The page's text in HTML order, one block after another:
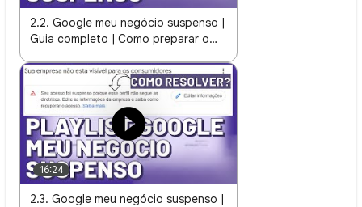
2.2. Google meu negócio suspenso |
Guia completo | Como preparar o
16:24
2.3. Google meu negócio suspenso |